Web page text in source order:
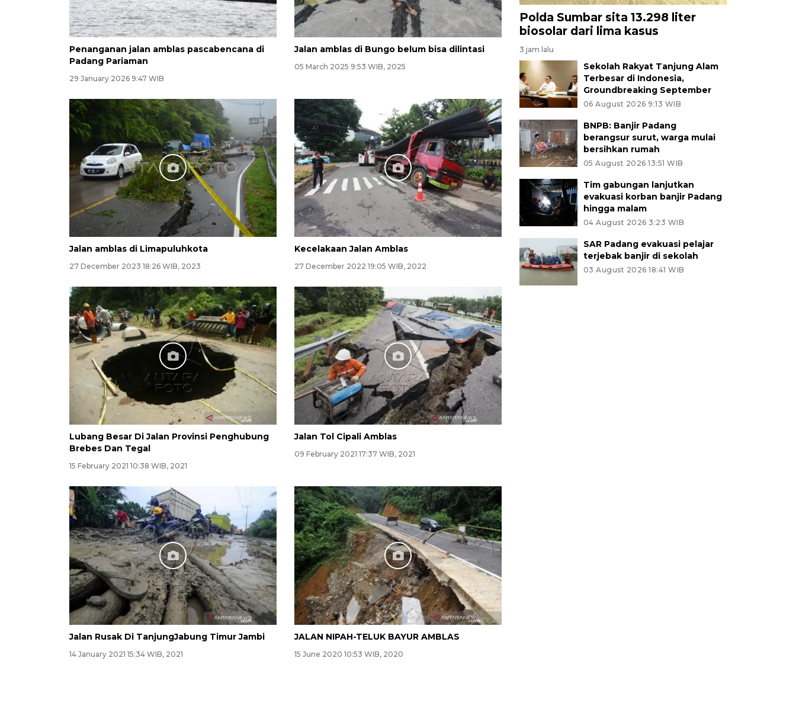
Penanganan jalan amblas pascabencana di
Padang Pariaman
29 January 2026 9:47 WIB
Jalan amblas di Bungo belum bisa dilintasi
05 March 2025 9:53 WIB, 2025
Jalan amblas di Limapuluhkota
27 December 2023 18:26 WIB, 2023
Kecelakaan Jalan Amblas
27 December 2022 19:05 WIB, 2022
Lubang Besar Di Jalan Provinsi Penghubung
Brebes Dan Tegal
15 February 2021 10:38 WIB, 2021
Jalan Tol Cipali Amblas
09 February 2021 17:37 WIB, 2021
Jalan Rusak Di TanjungJabung Timur Jambi
14 January 2021 15:34 WIB, 2021
JALAN NIPAH-TELUK BAYUR AMBLAS
15 June 2020 10:53 WIB, 2020
Polda Sumbar sita 13.298 liter
biosolar dari lima kasus
3 jam lalu
Sekolah Rakyat Tanjung Alam
Terbesar di Indonesia,
Groundbreaking September
06 August 2026 9:13 WIB
BNPB: Banjir Padang
berangsur surut, warga mulai
bersihkan rumah
05 August 2026 13:51 WIB
Tim gabungan lanjutkan
evakuasi korban banjir Padang
hingga malam
04 August 2026 3:23 WIB
SAR Padang evakuasi pelajar
terjebak banjir di sekolah
03 August 2026 18:41 WIB